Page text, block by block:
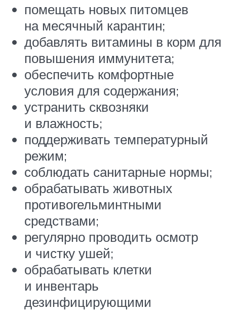
помещать новых питомцев
на месячный карантин;
добавлять витамины в корм для
повышения иммунитета;
обеспечить комфортные
условия для содержания;
устранить сквозняки
и влажность;
поддерживать температурный
режим;
соблюдать санитарные нормы;
обрабатывать животных
противогельминтными
средствами;
регулярно проводить осмотр
и чистку ушей;
обрабатывать клетки
и инвентарь
дезинфицирующими